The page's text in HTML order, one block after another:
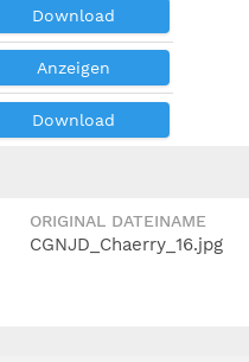
Download
Anzeigen
Download
ORIGINAL DATEINAME
CGNJD_Chaerry_16.jpg